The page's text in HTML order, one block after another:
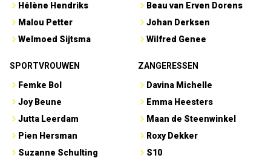
Hélène Hendriks
Malou Petter
Welmoed Sijtsma
Beau van Erven Dorens
Johan Derksen
Wilfred Genee
SPORTVROUWEN
Femke Bol
Joy Beune
Jutta Leerdam
Pien Hersman
Suzanne Schulting
ZANGERESSEN
Davina Michelle
Emma Heesters
Maan de Steenwinkel
Roxy Dekker
S10